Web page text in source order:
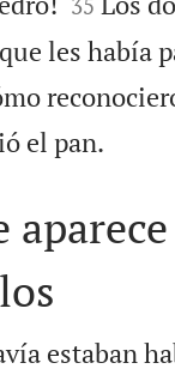
les había
el pan.
estaban